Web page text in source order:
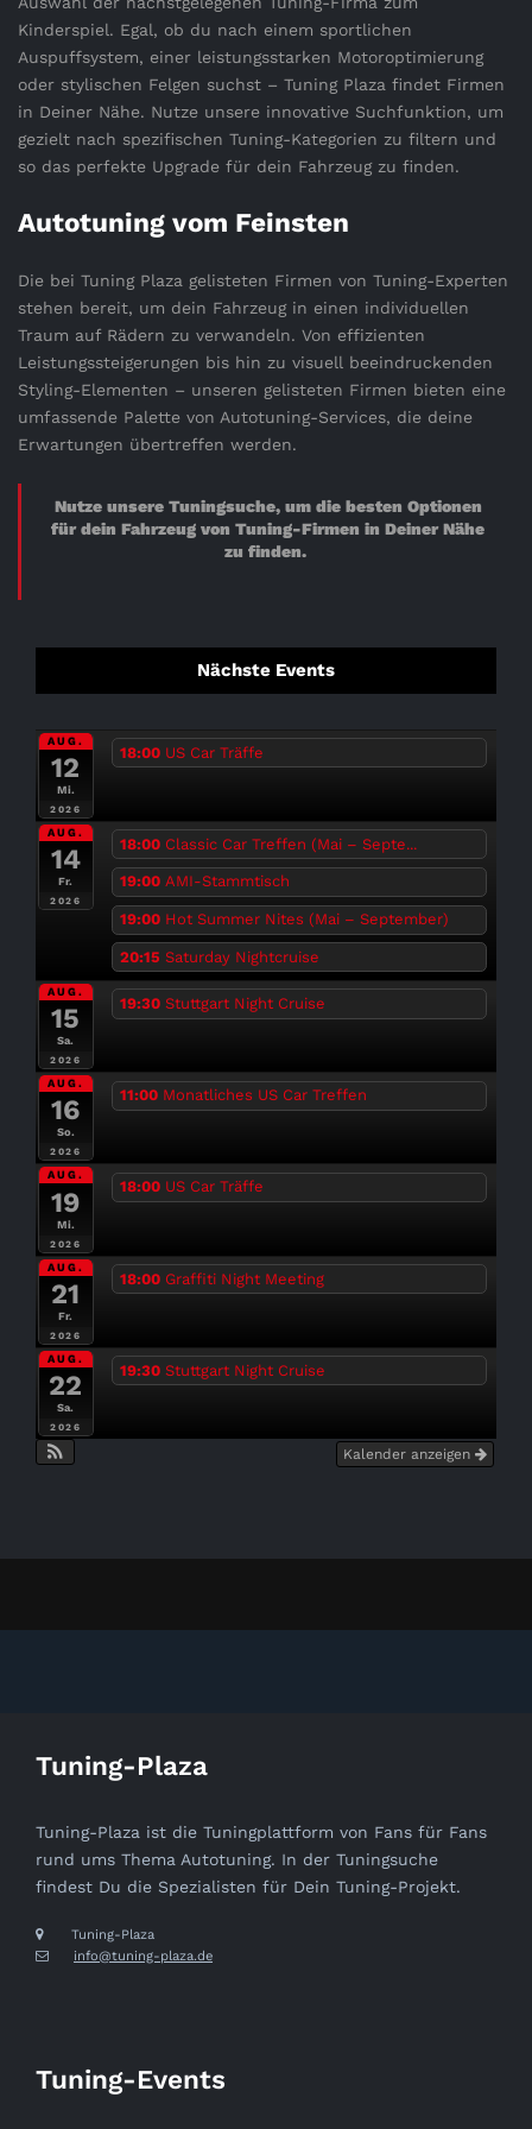
Kinderspiel. Egal, ob du nach einem sportlichen
Auspuffsystem, einer leistungsstarken Motoroptimierung
oder stylischen Felgen suchst – Tuning Plaza findet Firmen
in Deiner Nähe. Nutze unsere innovative Suchfunktion, um
gezielt nach spezifischen Tuning-Kategorien zu filtern und
so das perfekte Upgrade für dein Fahrzeug zu finden.
Autotuning vom Feinsten
Die bei Tuning Plaza gelisteten Firmen von Tuning-Experten
stehen bereit, um dein Fahrzeug in einen individuellen
Traum auf Rädern zu verwandeln. Von effizienten
Leistungssteigerungen bis hin zu visuell beeindruckenden
Styling-Elementen – unseren gelisteten Firmen bieten eine
umfassende Palette von Autotuning-Services, die deine
Erwartungen übertreffen werden.
Nutze unsere Tuningsuche, um die besten Optionen
für dein Fahrzeug von Tuning-Firmen in Deiner Nähe
zu finden.
Nächste Events
AUG.
12
Mi.
2026
18:00 US Car Träffe
AUG.
14
Fr.
2026
18:00 Classic Car Treffen (Mai – Septe...
19:00 AMI-Stammtisch
19:00 Hot Summer Nites (Mai – September)
20:15 Saturday Nightcruise
AUG.
15
Sa.
2026
19:30 Stuttgart Night Cruise
AUG.
16
So.
2026
11:00 Monatliches US Car Treffen
AUG.
19
Mi.
2026
18:00 US Car Träffe
AUG.
21
Fr.
2026
18:00 Graffiti Night Meeting
AUG.
22
Sa.
2026
19:30 Stuttgart Night Cruise
Kalender anzeigen
Tuning-Plaza
Tuning-Plaza ist die Tuningplattform von Fans für Fans
rund ums Thema Autotuning. In der Tuningsuche
findest Du die Spezialisten für Dein Tuning-Projekt.
Tuning-Plaza
info@tuning-plaza.de
Tuning-Events